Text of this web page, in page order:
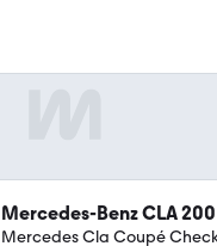
Mercedes-Benz CLA 200
Mercedes Cla Coupé